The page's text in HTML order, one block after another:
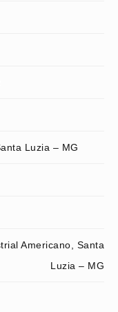
Luzia – MG
Americano, Santa
Luzia – MG